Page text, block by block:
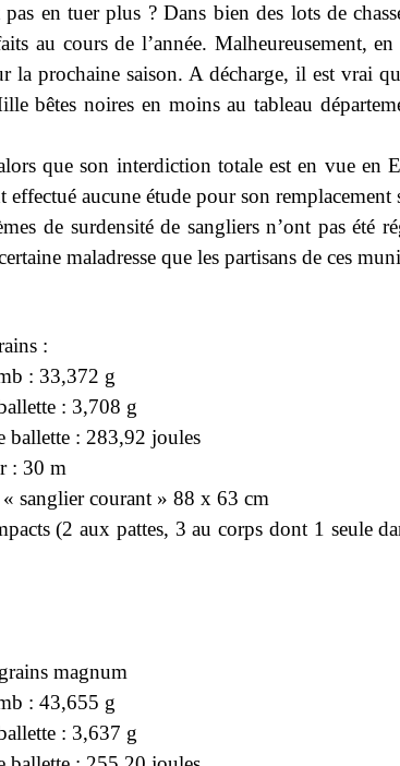
en tuer plus ? Dans bien des lots de
au cours de l’année. Malheureusement,
la prochaine saison. A décharge, il est vrai
bêtes noires en moins au tableau
que son interdiction totale est en vue en
aucune étude pour son
de surdensité de sangliers n’ont pas été
maladresse que les partisans de ces
:
: 33,372 g
: 3,708 g
ballette : 283,92 joules
: 30 m
sanglier courant » 88 x 63 cm
(2 aux pattes, 3 au corps dont 1 seule
magnum
: 43,655 g
: 3,637 g